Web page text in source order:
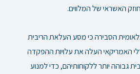
האשראי של המלווים.
הסבירה כי מסע העלאת הריבית
האמריקאי העלה את עלויות ההפקדה
גבוהה יותר ללקוחותיהם, כדי למנוע